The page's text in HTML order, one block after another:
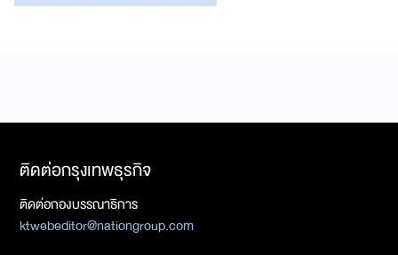
ติดต่อกรุงเทพธุรกิจ
ติดต่อกองบรรณาธิการ
ktwebeditor@nationgroup.com